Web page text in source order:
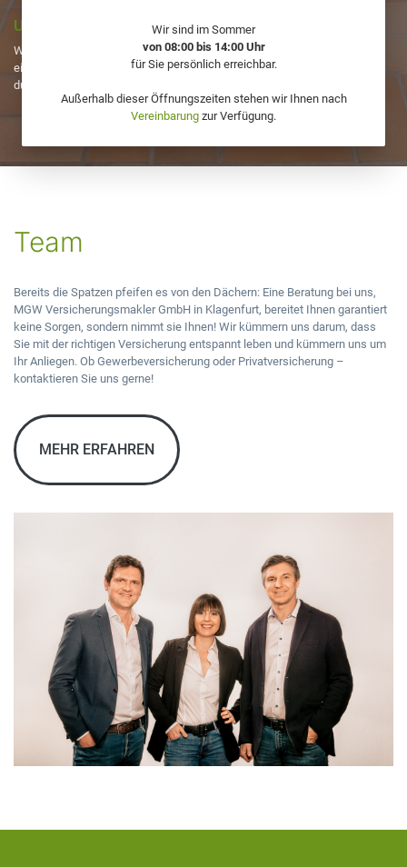
Unterstützung im Schadensfall
Wie gut eine Versicherung wirklich ist, weiß man oft erst, wenn es zu
einem Schaden gekommen ist. Wir helfen Ihnen, Ihre Interessen
durchzusetzen und unterstützen Sie im Schadensfall.
Team
Bereits die Spatzen pfeifen es von den Dächern: Eine Beratung bei uns,
MGW Versicherungsmakler GmbH in Klagenfurt, bereitet Ihnen garantiert
keine Sorgen, sondern nimmt sie Ihnen! Wir kümmern uns darum, dass
Sie mit der richtigen Versicherung entspannt leben und kümmern uns um
Ihr Anliegen. Ob Gewerbeversicherung oder Privatversicherung –
kontaktieren Sie uns gerne!
MEHR ERFAHREN
Wir sind im Sommer
von 08:00 bis 14:00 Uhr
für Sie persönlich erreichbar.
Außerhalb dieser Öffnungszeiten stehen wir Ihnen nach
Vereinbarung zur Verfügung.